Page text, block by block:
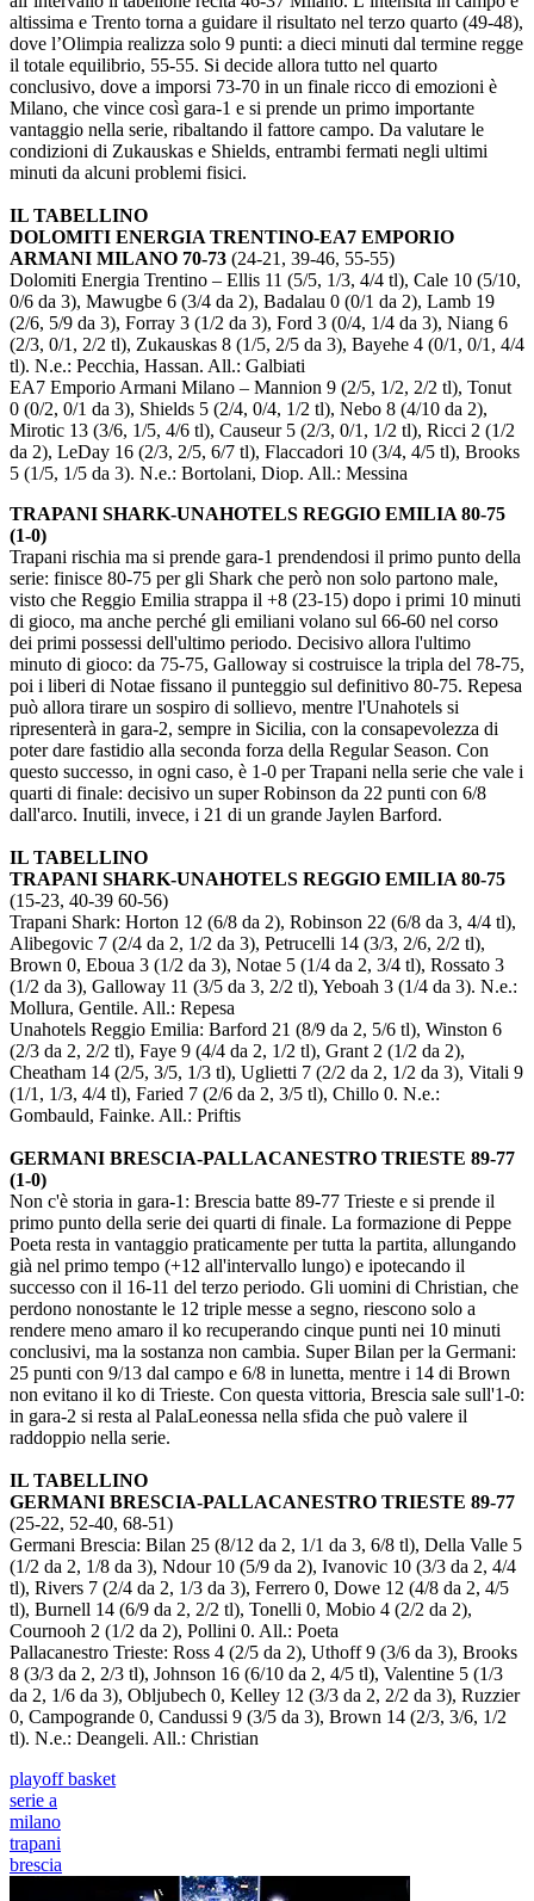
altissima e Trento torna a guidare il risultato nel terzo quarto (49-48),
dove l’Olimpia realizza solo 9 punti: a dieci minuti dal termine regge
il totale equilibrio, 55-55. Si decide allora tutto nel quarto
conclusivo, dove a imporsi 73-70 in un finale ricco di emozioni è
Milano, che vince così gara-1 e si prende un primo importante
vantaggio nella serie, ribaltando il fattore campo. Da valutare le
condizioni di Zukauskas e Shields, entrambi fermati negli ultimi
minuti da alcuni problemi fisici.
IL TABELLINO
DOLOMITI ENERGIA TRENTINO-EA7 EMPORIO
ARMANI MILANO 70-73 (24-21, 39-46, 55-55)
Dolomiti Energia Trentino – Ellis 11 (5/5, 1/3, 4/4 tl), Cale 10 (5/10,
0/6 da 3), Mawugbe 6 (3/4 da 2), Badalau 0 (0/1 da 2), Lamb 19
(2/6, 5/9 da 3), Forray 3 (1/2 da 3), Ford 3 (0/4, 1/4 da 3), Niang 6
(2/3, 0/1, 2/2 tl), Zukauskas 8 (1/5, 2/5 da 3), Bayehe 4 (0/1, 0/1, 4/4
tl). N.e.: Pecchia, Hassan. All.: Galbiati
EA7 Emporio Armani Milano – Mannion 9 (2/5, 1/2, 2/2 tl), Tonut
0 (0/2, 0/1 da 3), Shields 5 (2/4, 0/4, 1/2 tl), Nebo 8 (4/10 da 2),
Mirotic 13 (3/6, 1/5, 4/6 tl), Causeur 5 (2/3, 0/1, 1/2 tl), Ricci 2 (1/2
da 2), LeDay 16 (2/3, 2/5, 6/7 tl), Flaccadori 10 (3/4, 4/5 tl), Brooks
5 (1/5, 1/5 da 3). N.e.: Bortolani, Diop. All.: Messina
TRAPANI SHARK-UNAHOTELS REGGIO EMILIA 80-75
(1-0)
Trapani rischia ma si prende gara-1 prendendosi il primo punto della
serie: finisce 80-75 per gli Shark che però non solo partono male,
visto che Reggio Emilia strappa il +8 (23-15) dopo i primi 10 minuti
di gioco, ma anche perché gli emiliani volano sul 66-60 nel corso
dei primi possessi dell'ultimo periodo. Decisivo allora l'ultimo
minuto di gioco: da 75-75, Galloway si costruisce la tripla del 78-75,
poi i liberi di Notae fissano il punteggio sul definitivo 80-75. Repesa
può allora tirare un sospiro di sollievo, mentre l'Unahotels si
ripresenterà in gara-2, sempre in Sicilia, con la consapevolezza di
poter dare fastidio alla seconda forza della Regular Season. Con
questo successo, in ogni caso, è 1-0 per Trapani nella serie che vale i
quarti di finale: decisivo un super Robinson da 22 punti con 6/8
dall'arco. Inutili, invece, i 21 di un grande Jaylen Barford.
IL TABELLINO
TRAPANI SHARK-UNAHOTELS REGGIO EMILIA 80-75
(15-23, 40-39 60-56)
Trapani Shark: Horton 12 (6/8 da 2), Robinson 22 (6/8 da 3, 4/4 tl),
Alibegovic 7 (2/4 da 2, 1/2 da 3), Petrucelli 14 (3/3, 2/6, 2/2 tl),
Brown 0, Eboua 3 (1/2 da 3), Notae 5 (1/4 da 2, 3/4 tl), Rossato 3
(1/2 da 3), Galloway 11 (3/5 da 3, 2/2 tl), Yeboah 3 (1/4 da 3). N.e.:
Mollura, Gentile. All.: Repesa
Unahotels Reggio Emilia: Barford 21 (8/9 da 2, 5/6 tl), Winston 6
(2/3 da 2, 2/2 tl), Faye 9 (4/4 da 2, 1/2 tl), Grant 2 (1/2 da 2),
Cheatham 14 (2/5, 3/5, 1/3 tl), Uglietti 7 (2/2 da 2, 1/2 da 3), Vitali 9
(1/1, 1/3, 4/4 tl), Faried 7 (2/6 da 2, 3/5 tl), Chillo 0. N.e.:
Gombauld, Fainke. All.: Priftis
GERMANI BRESCIA-PALLACANESTRO TRIESTE 89-77
(1-0)
Non c'è storia in gara-1: Brescia batte 89-77 Trieste e si prende il
primo punto della serie dei quarti di finale. La formazione di Peppe
Poeta resta in vantaggio praticamente per tutta la partita, allungando
già nel primo tempo (+12 all'intervallo lungo) e ipotecando il
successo con il 16-11 del terzo periodo. Gli uomini di Christian, che
perdono nonostante le 12 triple messe a segno, riescono solo a
rendere meno amaro il ko recuperando cinque punti nei 10 minuti
conclusivi, ma la sostanza non cambia. Super Bilan per la Germani:
25 punti con 9/13 dal campo e 6/8 in lunetta, mentre i 14 di Brown
non evitano il ko di Trieste. Con questa vittoria, Brescia sale sull'1-0:
in gara-2 si resta al PalaLeonessa nella sfida che può valere il
raddoppio nella serie.
IL TABELLINO
GERMANI BRESCIA-PALLACANESTRO TRIESTE 89-77
(25-22, 52-40, 68-51)
Germani Brescia: Bilan 25 (8/12 da 2, 1/1 da 3, 6/8 tl), Della Valle 5
(1/2 da 2, 1/8 da 3), Ndour 10 (5/9 da 2), Ivanovic 10 (3/3 da 2, 4/4
tl), Rivers 7 (2/4 da 2, 1/3 da 3), Ferrero 0, Dowe 12 (4/8 da 2, 4/5
tl), Burnell 14 (6/9 da 2, 2/2 tl), Tonelli 0, Mobio 4 (2/2 da 2),
Cournooh 2 (1/2 da 2), Pollini 0. All.: Poeta
Pallacanestro Trieste: Ross 4 (2/5 da 2), Uthoff 9 (3/6 da 3), Brooks
8 (3/3 da 2, 2/3 tl), Johnson 16 (6/10 da 2, 4/5 tl), Valentine 5 (1/3
da 2, 1/6 da 3), Obljubech 0, Kelley 12 (3/3 da 2, 2/2 da 3), Ruzzier
0, Campogrande 0, Candussi 9 (3/5 da 3), Brown 14 (2/3, 3/6, 1/2
tl). N.e.: Deangeli. All.: Christian
playoff basket
serie a
milano
trapani
brescia